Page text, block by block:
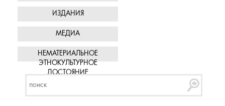
ИЗДАНИЯ
МЕДИА
НЕМАТЕРИАЛЬНОЕ
ЭТНОКУЛЬТУРНОЕ
ДОСТОЯНИЕ